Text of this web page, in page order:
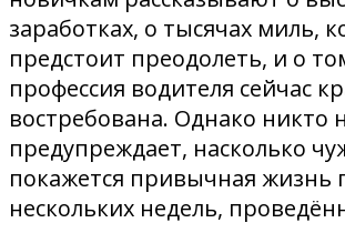
заработках, о тысячах миль,
предстоит преодолеть, и о
профессия водителя сейчас
востребована. Однако никто
предупреждает, насколько
покажется привычная жизнь
нескольких недель,